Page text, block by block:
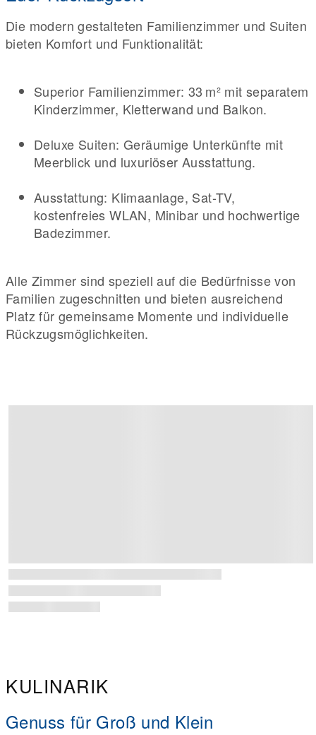
Die modern gestalteten Familienzimmer und Suiten
bieten Komfort und Funktionalität:
Superior Familienzimmer: 33 m² mit separatem
Kinderzimmer, Kletterwand und Balkon.
Deluxe Suiten: Geräumige Unterkünfte mit
Meerblick und luxuriöser Ausstattung.
Ausstattung: Klimaanlage, Sat-TV,
kostenfreies WLAN, Minibar und hochwertige
Badezimmer.
Alle Zimmer sind speziell auf die Bedürfnisse von
Familien zugeschnitten und bieten ausreichend
Platz für gemeinsame Momente und individuelle
Rückzugsmöglichkeiten.
KULINARIK
Genuss für Groß und Klein